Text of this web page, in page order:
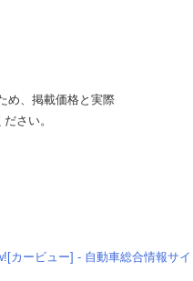
め、掲載価格と実際
さい。
カービュー] - 自動車総合情報サ